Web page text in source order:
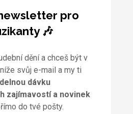
pro
🎶
dění a chceš být v
svůj e-mail a my ti
dávku
zajímavostí a novinek
do tvé pošty.